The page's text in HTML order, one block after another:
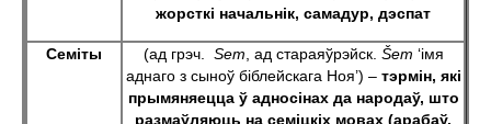
жорсткі начальнік, самадур, дэспат
Семіты (ад грэч. Sem , ад стараяўрэйск. Šem ‘імя
аднаго з сыноў біблейскага Ноя’) – тэрмін, які
прымяняецца ў адносінах да народаў, што
размаўляюць на семіцкіх мовах (арабаў,